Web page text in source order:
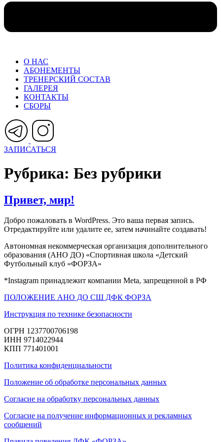
О НАС
АБОНЕМЕНТЫ
ТРЕНЕРСКИЙ СОСТАВ
ГАЛЕРЕЯ
КОНТАКТЫ
СБОРЫ
ЗАПИСАТЬСЯ
Рубрика: Без рубрики
Привет, мир!
Добро пожаловать в WordPress. Это ваша первая запись.
Отредактируйте или удалите ее, затем начинайте создавать!
Автономная некоммерческая организация дополнительного
образования (АНО ДО) «Спортивная школа «Детский
Футбольный клуб «ФОРЗА»
*Instagram принадлежит компании Meta, запрещенной в РФ
ПОЛОЖЕНИЕ АНО ДО СШ ДФК ФОРЗА
Инструкция по технике безопасности
ОГРН 1237700706198
ИНН 9714022944
КПП 771401001
Политика конфиденциальности
Положение об обработке персональных данных
Согласие на обработку персональных данных
Согласие на получение информационных и рекламных
сообщений